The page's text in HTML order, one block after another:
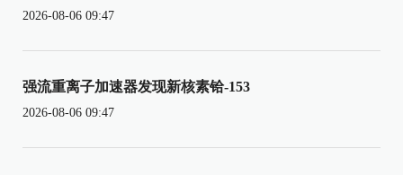
2026-08-06 09:47
强流重离子加速器发现新核素铪-153
2026-08-06 09:47